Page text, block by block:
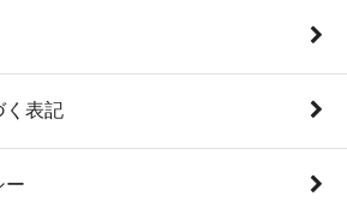
く表記
ー